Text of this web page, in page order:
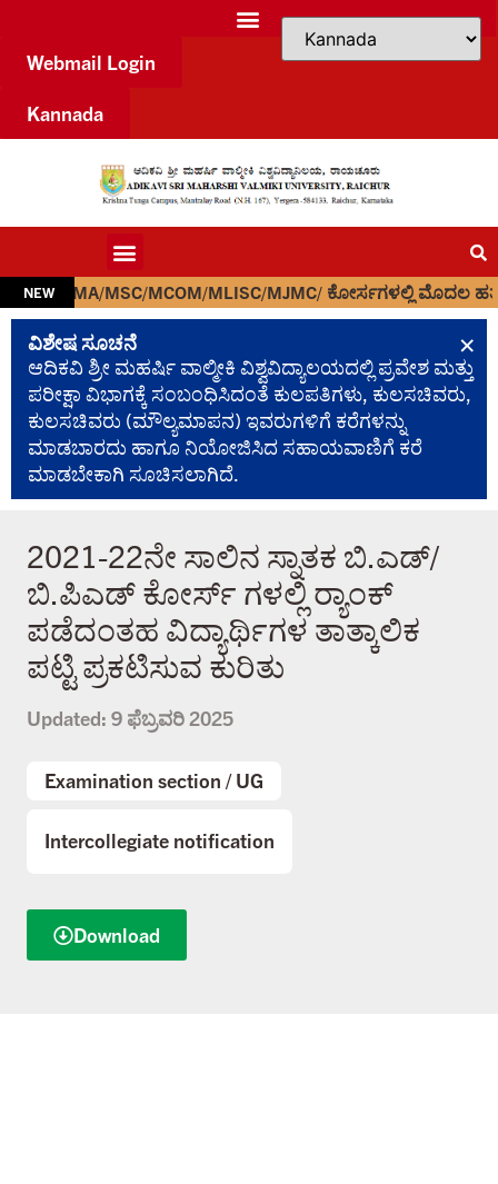
Webmail Login
Kannada
NEW
MSC/MCOM/MLISC/MJMC/ ಕೋರ್ಸಗಳಲ್ಲಿ ಮೊದಲ ಹತ್ತು
ವಿಶೇಷ ಸೂಚನೆ
ಆದಿಕವಿ ಶ್ರೀ ಮಹರ್ಷಿ ವಾಲ್ಮೀಕಿ ವಿಶ್ವವಿದ್ಯಾಲಯದಲ್ಲಿ ಪ್ರವೇಶ ಮತ್ತು
ಪರೀಕ್ಷಾ ವಿಭಾಗಕ್ಕೆ ಸಂಬಂಧಿಸಿದಂತೆ ಕುಲಪತಿಗಳು, ಕುಲಸಚಿವರು,
ಕುಲಸಚಿವರು (ಮೌಲ್ಯಮಾಪನ) ಇವರುಗಳಿಗೆ ಕರೆಗಳನ್ನು
ಮಾಡಬಾರದು ಹಾಗೂ ನಿಯೋಜಿಸಿದ ಸಹಾಯವಾಣಿಗೆ ಕರೆ
ಮಾಡಬೇಕಾಗಿ ಸೂಚಿಸಲಾಗಿದೆ.
×
2021-22ನೇ ಸಾಲಿನ ಸ್ನಾತಕ ಬಿ.ಎಡ್/
ಬಿ.ಪಿಎಡ್ ಕೋರ್ಸ್ ಗಳಲ್ಲಿ ರ‍್ಯಾಂಕ್‌
ಪಡೆದಂತಹ ವಿದ್ಯಾರ್ಥಿಗಳ ತಾತ್ಕಾಲಿಕ
ಪಟ್ಟಿ ಪ್ರಕಟಿಸುವ ಕುರಿತು
Updated: 9 ಫೆಬ್ರವರಿ 2025
Examination section /UG
Intercollegiate notification
Download